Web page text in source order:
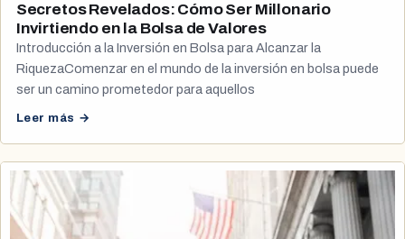
Secretos Revelados: Cómo Ser Millonario
Invirtiendo en la Bolsa de Valores
Introducción a la Inversión en Bolsa para Alcanzar la
RiquezaComenzar en el mundo de la inversión en bolsa puede
ser un camino prometedor para aquellos
Leer más →